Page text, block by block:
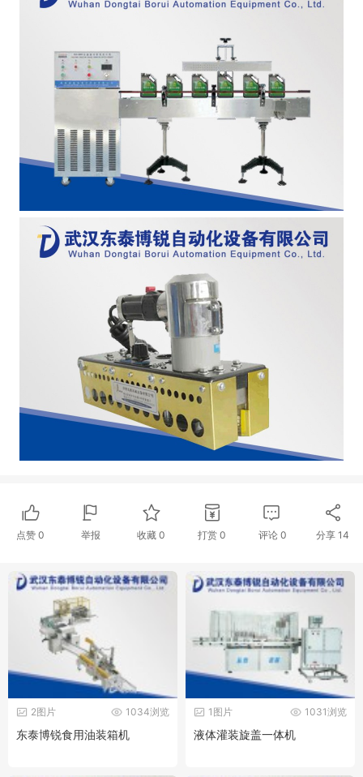
点赞 0 举报 收藏0 打赏 0 评论 0 分享14
1034浏览
2图片
东泰博锐食用油装箱机
1031浏览
1图片
液体灌装旋盖一体机